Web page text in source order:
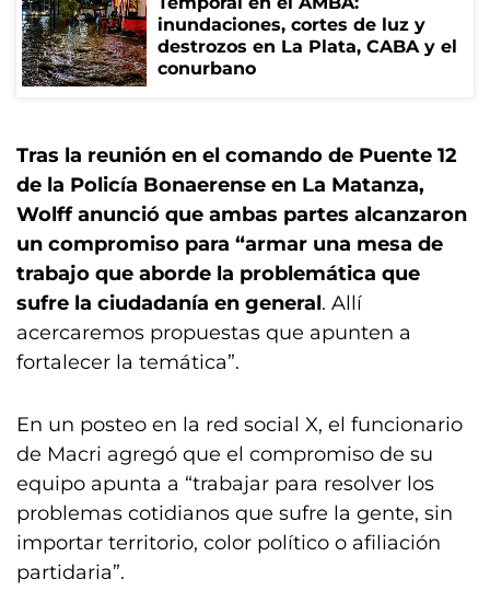
inundaciones, cortes de luz y
destrozos en La Plata, CABA y el
conurbano
Tras la reunión en el comando de Puente 12
de la Policía Bonaerense en La Matanza,
Wolff anunció que ambas partes alcanzaron
un compromiso para “armar una mesa de
trabajo que aborde la problemática que
sufre la ciudadanía en general. Allí
acercaremos propuestas que apunten a
fortalecer la temática”.
En un posteo en la red social X, el funcionario
de Macri agregó que el compromiso de su
equipo apunta a “trabajar para resolver los
problemas cotidianos que sufre la gente, sin
importar territorio, color político o afiliación
partidaria”.